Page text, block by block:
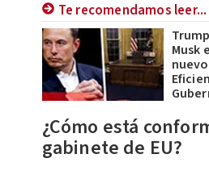
Te recomendamos leer...
Musk
¿Cómo está
gabinete de EU?